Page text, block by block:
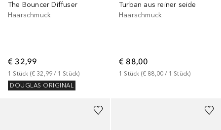
The Bouncer Diffuser
Haarschmuck
€ 32,99
1 Stück (€ 32,99 / 1 Stück)
DOUGLAS ORIGINAL
Turban aus reiner seide
Haarschmuck
€ 88,00
1 Stück (€ 88,00 / 1 Stück)